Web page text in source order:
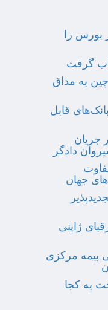
بورس را
گرفت
به مذاق
قابل
جریان
دادگر
جهان
ژاپنی
بیمه مرکزی
به کجا